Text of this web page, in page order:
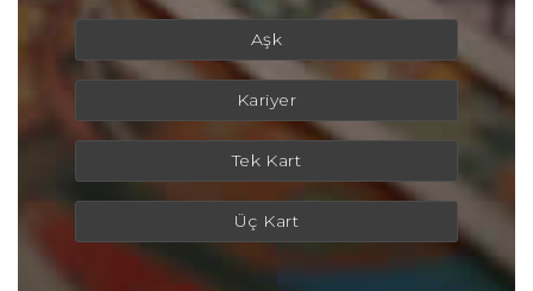
Aşk
Kariyer
Tek Kart
Üç Kart